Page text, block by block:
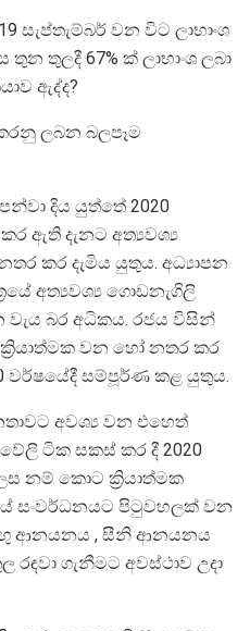
සැප්තැම්බර් වන විට ලාභාංශ
තුන තුලදී 67% ක් ලාභාංශ ලබා
ඇද්ද?
ලබන බලපෑම
දිය යුත්තේ 2020
ඇති දැනට අත්‍යවශ්‍ය
කර දැමිය යුතුය. අධ්‍යාපන
අත්‍යවශ්‍ය ගොඩනැගිලි
වැය බර අධිකය. රජය විසින්
වන හෝ නතර කර
වර්ෂයේදී සම්පූර්ණ කළ යුතුය.
අවශ්‍ය වන එහෙත්
ටික සකස් කර දී 2020
නම් කොට ක්‍රියාත්මක
සංවර්ධනයට පිටුවහලක් වන
ආනයනය , සීනි ආනයනය
ගැනීමට අවස්ථාව උදා